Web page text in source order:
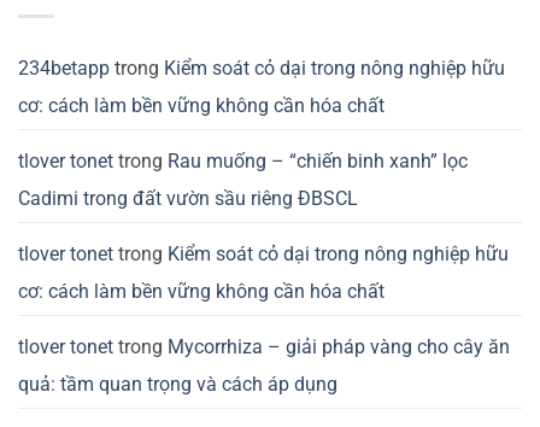
234betapp trong Kiểm soát cỏ dại trong nông nghiệp hữu
cơ: cách làm bền vững không cần hóa chất
tlover tonet trong Rau muống – “chiến binh xanh” lọc
Cadimi trong đất vườn sầu riêng ĐBSCL
tlover tonet trong Kiểm soát cỏ dại trong nông nghiệp hữu
cơ: cách làm bền vững không cần hóa chất
tlover tonet trong Mycorrhiza – giải pháp vàng cho cây ăn
quả: tầm quan trọng và cách áp dụng